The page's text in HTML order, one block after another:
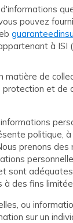
pouvez
à ISI
matière de
protection et de
politique, à
prenons des
sont
à des fins
ou
sur un